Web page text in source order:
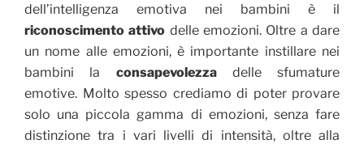
dell’intelligenza emotiva nei bambini è il
riconoscimento attivo delle emozioni. Oltre a dare
un nome alle emozioni, è importante instillare nei
bambini la consapevolezzadelle sfumature
emotive. Molto spesso crediamo di poter provare
solo una piccola gamma di emozioni, senza fare
distinzione tra i vari livelli di intensità, oltre alla